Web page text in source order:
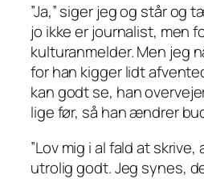
”Ja,” siger jeg og står og
jo ikke er journalist, men
kulturanmelder. Men jeg
for han kigger lidt
kan godt se, han
lige før, så han ændrer
”Lov mig i al fald at skrive,
utrolig godt.Jeg synes,